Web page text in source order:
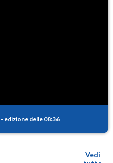
- edizione delle 08:36
Vedi